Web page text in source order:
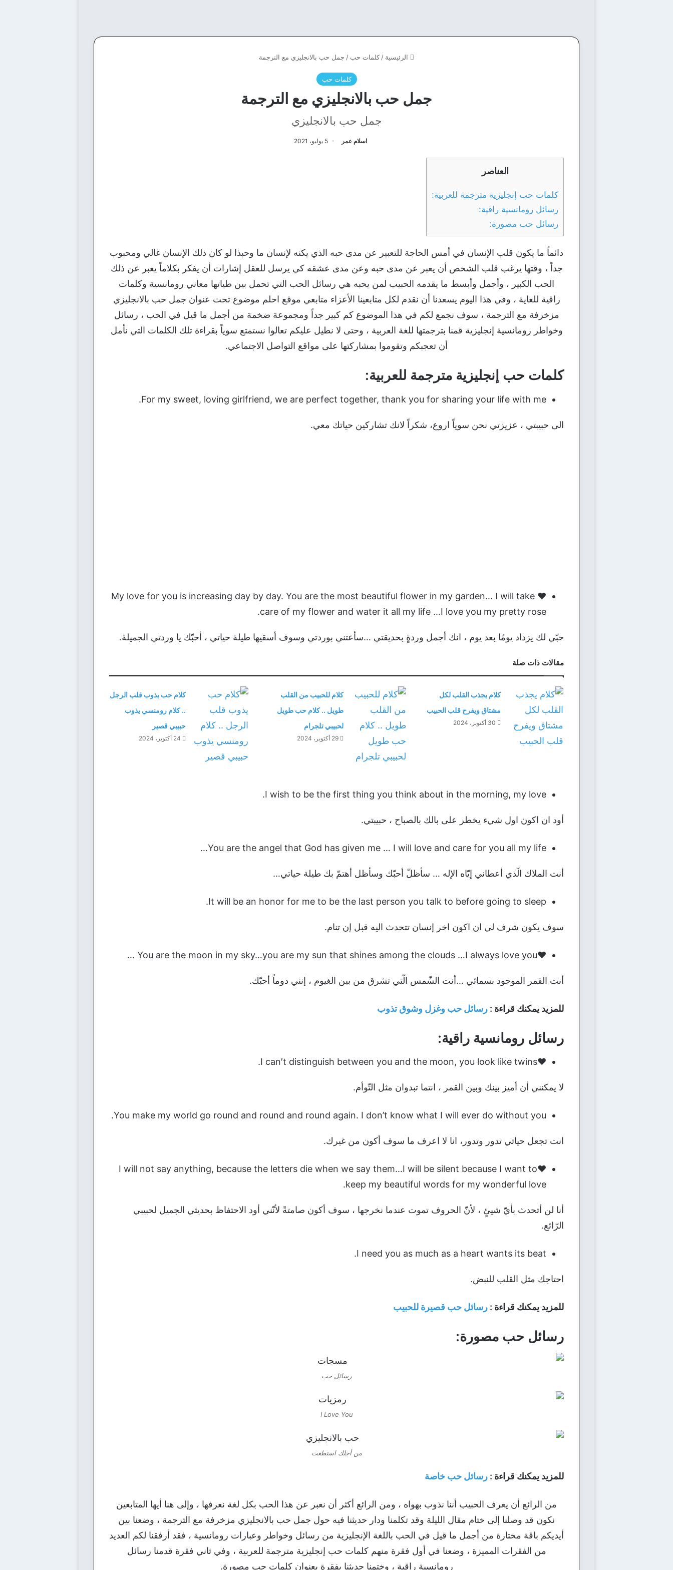
الرئيسية / كلمات حب / جمل حب بالانجليزي مع الترجمة
كلمات حب
جمل حب بالانجليزي مع الترجمة
جمل حب بالانجليزي
اسلام عمر 5 يوليو، 2021
العناصر
كلمات حب إنجليزية مترجمة للعربية:
رسائل رومانسية راقية:
رسائل حب مصورة:
دائماً ما يكون قلب الإنسان في أمس الحاجة للتعبير عن مدى حبه الذي يكنه لإنسان ما وحبذا لو كان ذلك الإنسان غالي ومحبوب
جداً ، وقتها يرغب قلب الشخص أن يعبر عن مدى حبه وعن مدى عشقه كي يرسل للعقل إشارات أن يفكر بكلاماً يعبر عن ذلك
الحب الكبير ، وأجمل وأبسط ما يقدمه الحبيب لمن يحبه هي رسائل الحب التي تحمل بين طياتها معاني رومانسية وكلمات
راقية للغاية ، وفي هذا اليوم يسعدنا أن نقدم لكل متابعينا الأعزاء متابعي موقع احلم موضوع تحت عنوان جمل حب بالانجليزي
مزخرفة مع الترجمة ، سوف نجمع لكم في هذا الموضوع كم كبير جداً ومجموعة ضخمة من أجمل ما قيل في الحب ، رسائل
وخواطر رومانسية إنجليزية قمنا بترجمتها للغة العربية ، وحتى لا نطيل عليكم تعالوا نستمتع سوياً بقراءة تلك الكلمات التي نأمل
أن تعجبكم وتقوموا بمشاركتها على مواقع التواصل الاجتماعي.
كلمات حب إنجليزية مترجمة للعربية:
For my sweet, loving girlfriend, we are perfect together, thank you for sharing your life with me.
الى حبيبتي ، عزيزتي نحن سوياً اروع، شكراً لانك تشاركين حياتك معي.
♥ My love for you is increasing day by day. You are the most beautiful flower in my garden… I will take
care of my flower and water it all my life …I love you my pretty rose.
حبّي لك يزداد يومًا بعد يوم ، انك أجمل وردةٍ بحديقتي …سأعتني بوردتي وسوف أسقيها طيلة حياتي ، أحبّك يا وردتي الجميلة.
مقالات ذات صلة
كلام يجذب القلب لكل
مشتاق ويفرح قلب الحبيب
30 أكتوبر، 2024
كلام للحبيب من القلب
طويل .. كلام حب طويل
لحبيبي تلجرام
29 أكتوبر، 2024
كلام حب يذوب قلب الرجل
.. كلام رومنسي يذوب
حبيبي قصير
24 أكتوبر، 2024
I wish to be the first thing you think about in the morning, my love.
أود ان اكون اول شيء يخطر على بالك بالصباح ، حبيبتي.
You are the angel that God has given me … I will love and care for you all my life…
أنت الملاك الّذي أعطاني إيّاه الإله … سأظلّ أحبّك وسأظل أهتمّ بك طيلة حياتي…
It will be an honor for me to be the last person you talk to before going to sleep.
سوف يكون شرف لي ان اكون اخر إنسان تتحدث اليه قبل إن تنام.
♥You are the moon in my sky…you are my sun that shines among the clouds …I always love you …
أنت القمر الموجود بسمائي …أنت الشّمس الّتي تشرق من بين الغيوم ، إنني دوماً أحبّك.
للمزيد يمكنك قراءة : رسائل حب وغزل وشوق تذوب
رسائل رومانسية راقية:
♥I can′t distinguish between you and the moon, you look like twins.
لا يمكنني أن أميز بينك وبين القمر ، انتما تبدوان مثل التّوأم.
You make my world go round and round and round again. I don’t know what I will ever do without you.
انت تجعل حياتي تدور وتدور، انا لا اعرف ما سوف أكون من غيرك.
♥I will not say anything, because the letters die when we say them…I will be silent because I want to
keep my beautiful words for my wonderful love.
أنا لن أتحدث بأيّ شيئٍ ، لأنّ الحروف تموت عندما نخرجها ، سوف أكون صامتةً لأنّني أود الاحتفاظ بحديثي الجميل لحبيبي
الرّائع.
I need you as much as a heart wants its beat.
احتاجك مثل القلب للنبض.
للمزيد يمكنك قراءة : رسائل حب قصيرة للحبيب
رسائل حب مصورة:
رسائل حب
I Love You
من أجلك استطعت
للمزيد يمكنك قراءة : رسائل حب خاصة
من الرائع أن يعرف الحبيب أننا نذوب بهواه ، ومن الرائع أكثر أن نعبر عن هذا الحب بكل لغة نعرفها ، وإلى هنا أيها المتابعين
نكون قد وصلنا إلى ختام مقال الليلة وقد تكلمنا ودار حديثنا فيه حول جمل حب بالانجليزي مزخرفة مع الترجمة ، وضعنا بين
أيديكم باقة مختارة من أجمل ما قيل في الحب باللغة الإنجليزية من رسائل وخواطر وعبارات رومانسية ، فقد أرفقنا لكم العديد
من الفقرات المميزة ، وضعنا في أول فقرة منهم كلمات حب إنجليزية مترجمة للعربية ، وفي ثاني فقرة قدمنا رسائل
رومانسية راقية ، وختمنا حديثنا بفقرة بعنوان كلمات حب مصورة.